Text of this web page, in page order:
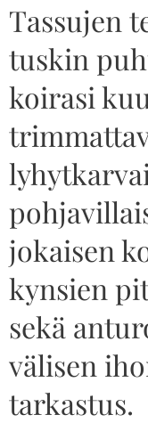
Tassujen
tuskin
koirasi
jokaisen
kynsien
sekä
välisen
tarkastus.